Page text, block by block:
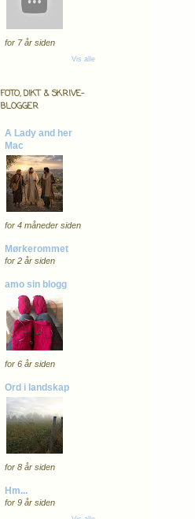
for 7 år siden
Vis alle
FOTO, DIKT & SKRIVE-
BLOGGER
A Lady and her
Mac
for 4 måneder siden
Mørkerommet
for 2 år siden
amo sin blogg
for 6 år siden
Ord i landskap
for 8 år siden
Hm...
for 9 år siden